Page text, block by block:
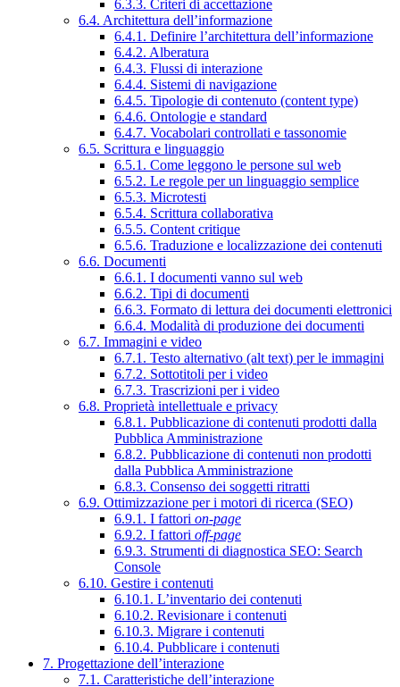
6.3.3. Criteri di accettazione
6.4. Architettura dell’informazione
6.4.1. Definire l’architettura dell’informazione
6.4.2. Alberatura
6.4.3. Flussi di interazione
6.4.4. Sistemi di navigazione
6.4.5. Tipologie di contenuto (content type)
6.4.6. Ontologie e standard
6.4.7. Vocabolari controllati e tassonomie
6.5. Scrittura e linguaggio
6.5.1. Come leggono le persone sul web
6.5.2. Le regole per un linguaggio semplice
6.5.3. Microtesti
6.5.4. Scrittura collaborativa
6.5.5. Content critique
6.5.6. Traduzione e localizzazione dei contenuti
6.6. Documenti
6.6.1. I documenti vanno sul web
6.6.2. Tipi di documenti
6.6.3. Formato di lettura dei documenti elettronici
6.6.4. Modalità di produzione dei documenti
6.7. Immagini e video
6.7.1. Testo alternativo (alt text) per le immagini
6.7.2. Sottotitoli per i video
6.7.3. Trascrizioni per i video
6.8. Proprietà intellettuale e privacy
6.8.1. Pubblicazione di contenuti prodotti dalla
Pubblica Amministrazione
6.8.2. Pubblicazione di contenuti non prodotti
dalla Pubblica Amministrazione
6.8.3. Consenso dei soggetti ritratti
6.9. Ottimizzazione per i motori di ricerca (SEO)
6.9.1. I fattori on-page
6.9.2. I fattori off-page
6.9.3. Strumenti di diagnostica SEO: Search
Console
6.10. Gestire i contenuti
6.10.1. L’inventario dei contenuti
6.10.2. Revisionare i contenuti
6.10.3. Migrare i contenuti
6.10.4. Pubblicare i contenuti
7. Progettazione dell’interazione
7.1. Caratteristiche dell’interazione